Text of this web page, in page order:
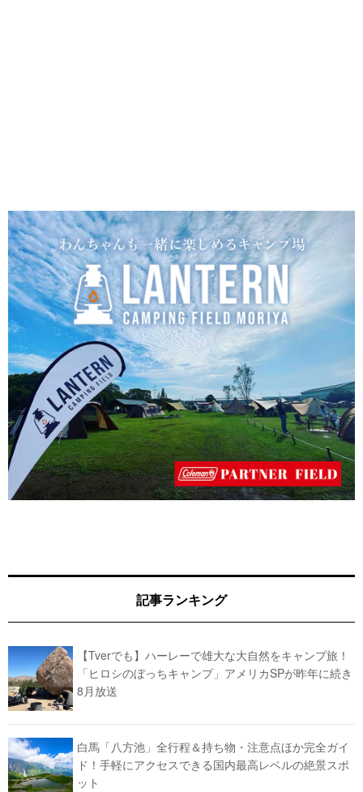
記事ランキング
【Tverでも】ハーレーで雄大な大自然をキャンプ旅！
「ヒロシのぼっちキャンプ」アメリカSPが昨年に続き
8月放送
白馬「八方池」全行程＆持ち物・注意点ほか完全ガイ
ド！手軽にアクセスできる国内最高レベルの絶景スポ
ット